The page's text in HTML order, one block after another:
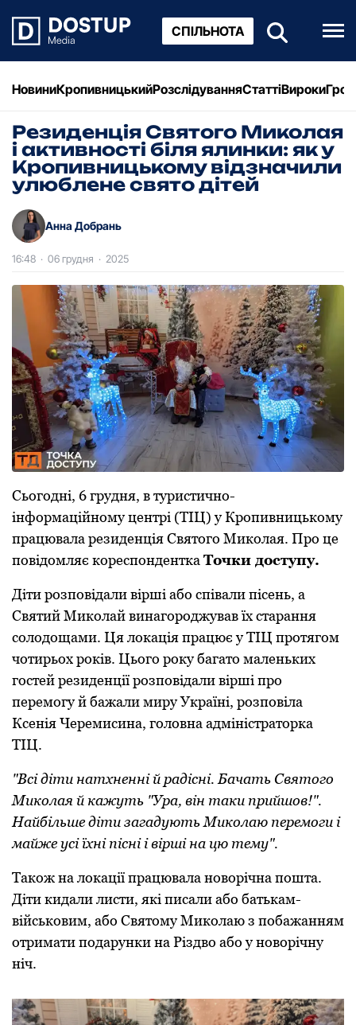
СПІЛЬНОТА
НовиниКропивницькийРозслідуванняСтаттіВироки
Резиденція Святого Миколая
і активності біля ялинки: як у
Кропивницькому відзначили
улюблене свято дітей
Анна Добрань
16:48 · 06 грудня · 2025
Сьогодні, 6 грудня, в туристично-
інформаційному центрі (ТІЦ) у Кропивницькому
працювала резиденція Святого Миколая. Про це
повідомляє кореспондентка Точки доступу.
Діти розповідали вірші або співали пісень, а
Святий Миколай винагороджував їх старання
солодощами. Ця локація працює у ТІЦ протягом
чотирьох років. Цього року багато маленьких
гостей резиденції розповідали вірші про
перемогу й бажали миру Україні, розповіла
Ксенія Черемисина, головна адміністраторка
ТІЦ.
"Всі діти натхненні й радісні. Бачать Святого
Миколая й кажуть "Ура, він таки прийшов!".
Найбільше діти загадують Миколаю перемоги і
майже усі їхні пісні і вірші на цю тему".
Також на локації працювала новорічна пошта.
Діти кидали листи, які писали або батькам-
військовим, або Святому Миколаю з побажанням
отримати подарунки на Різдво або у новорічну
ніч.